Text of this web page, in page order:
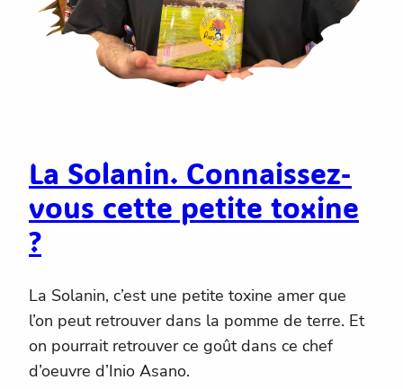
La Solanin. Connaissez-
vous cette petite toxine
?
La Solanin, c’est une petite toxine amer que
l’on peut retrouver dans la pomme de terre. Et
on pourrait retrouver ce goût dans ce chef
d’oeuvre d’Inio Asano.